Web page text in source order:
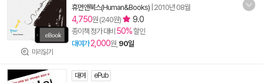
미리읽기
휴먼앤북스(Human&Books) 2010년 08월
4,750원 (240원) 9.0
종이책 정가 대비 50%할인
대여가 2,000원, 90일
대여 ePub